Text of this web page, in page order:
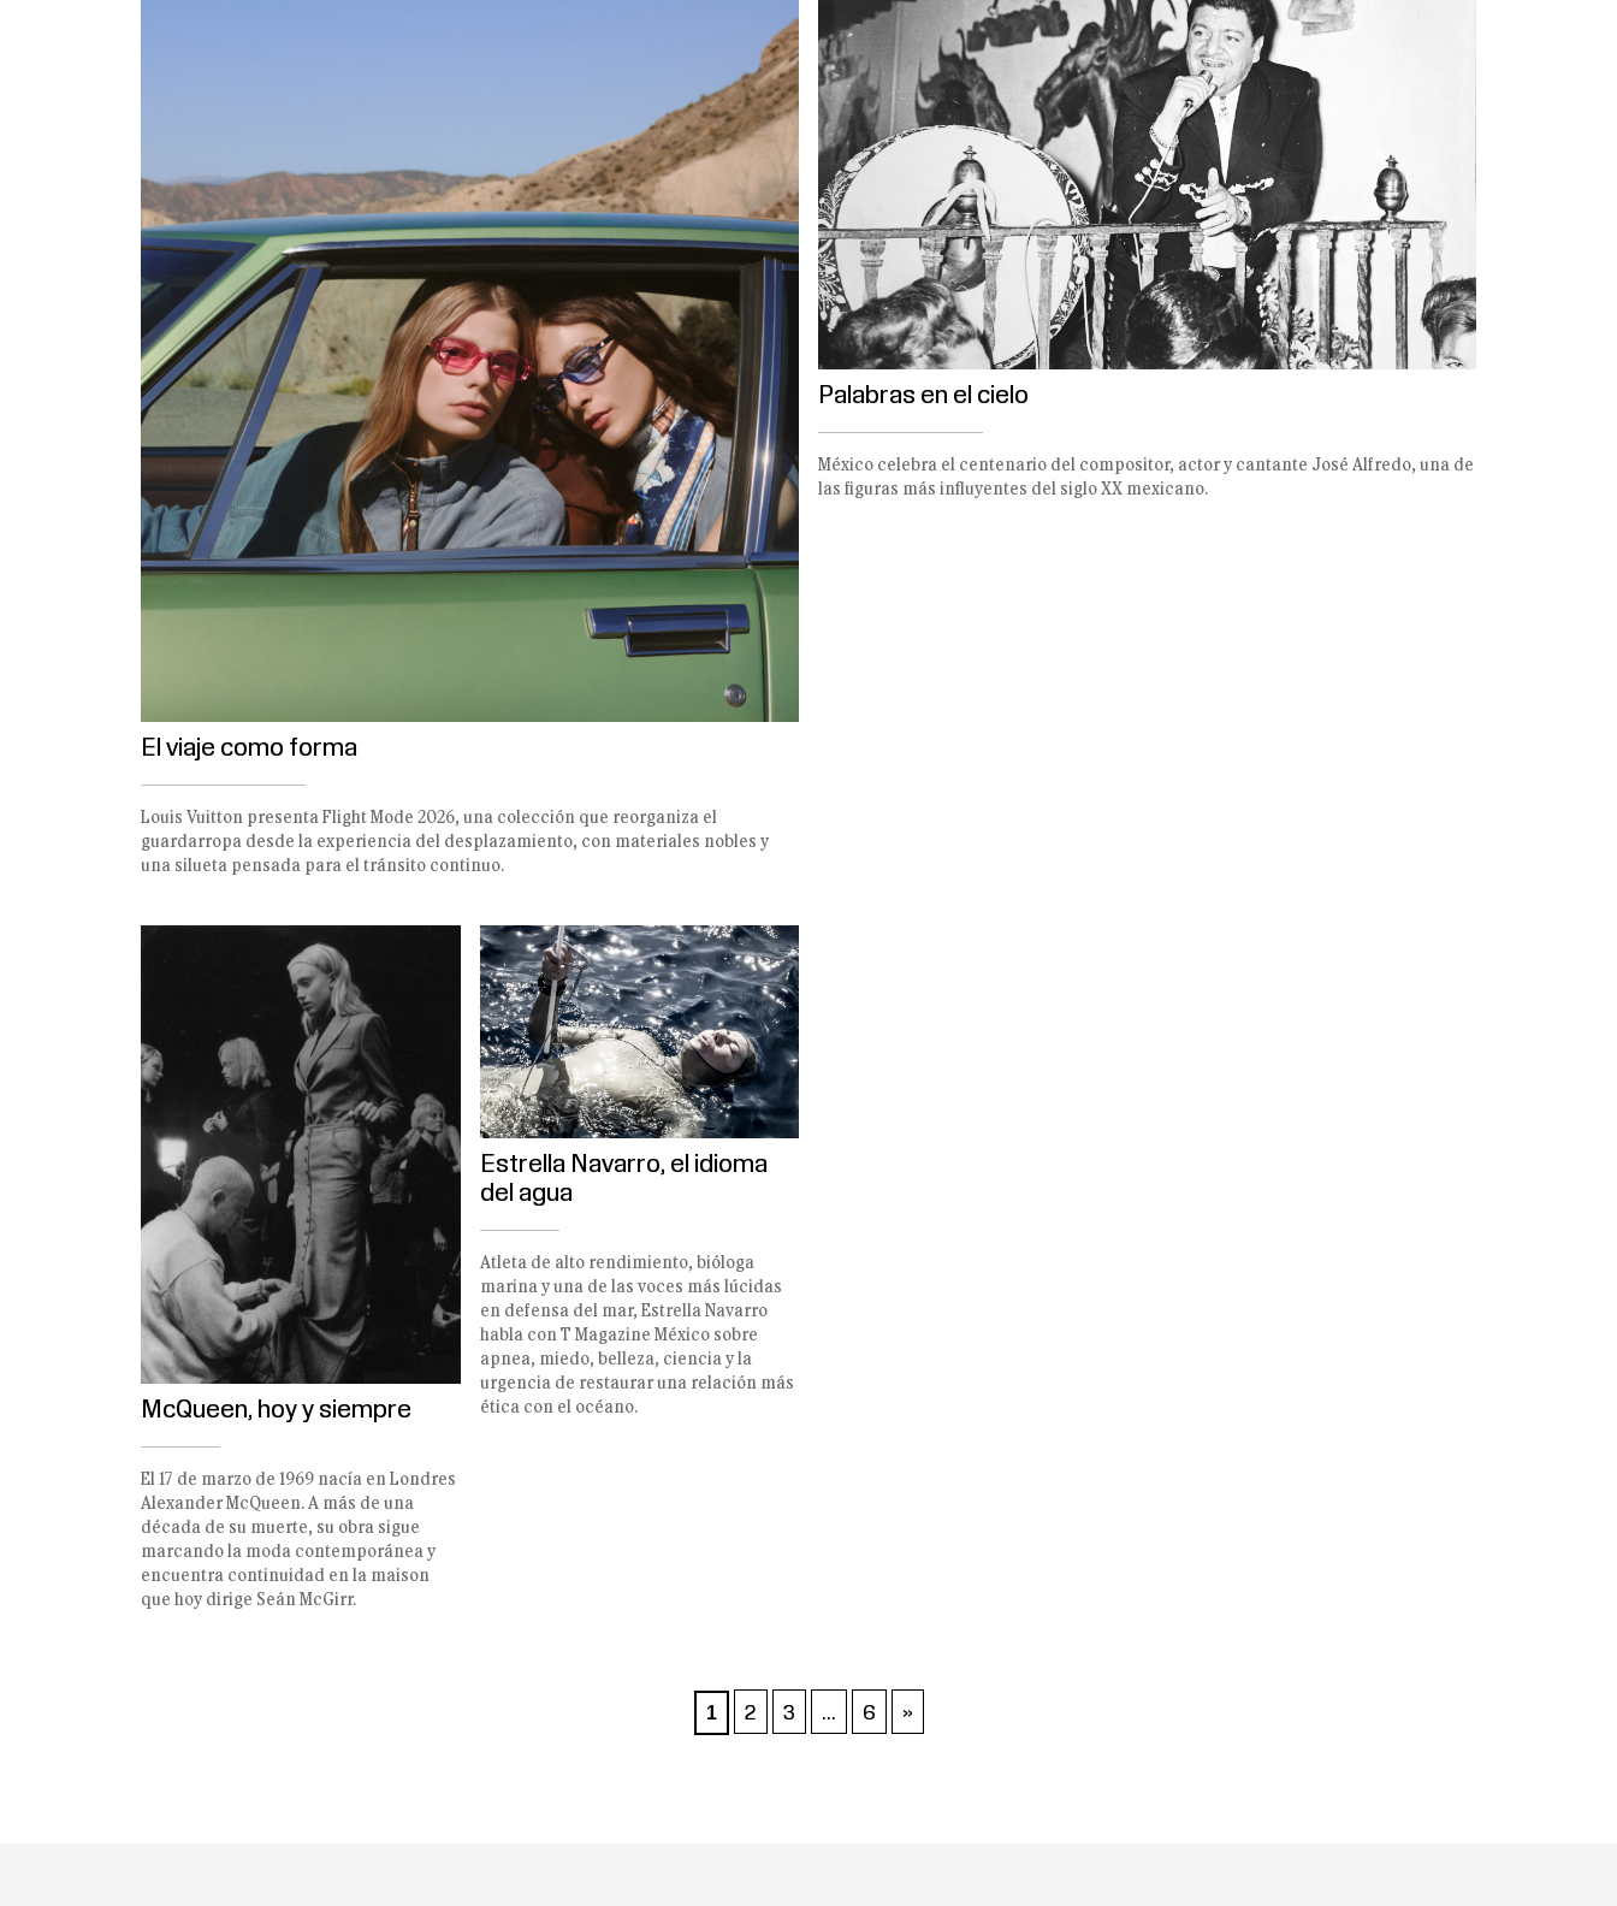
El viaje como forma
Louis Vuitton presenta Flight Mode 2026, una colección que reorganiza el
guardarropa desde la experiencia del desplazamiento, con materiales nobles y
una silueta pensada para el tránsito continuo.
Palabras en el cielo
México celebra el centenario del compositor, actor y cantante José Alfredo, una de
las figuras más influyentes del siglo XX mexicano.
McQueen, hoy y siempre
El 17 de marzo de 1969 nacía en Londres
Alexander McQueen. A más de una
década de su muerte, su obra sigue
marcando la moda contemporánea y
encuentra continuidad en la maison
que hoy dirige Seán McGirr.
Estrella Navarro, el idioma
del agua
Atleta de alto rendimiento, bióloga
marina y una de las voces más lúcidas
en defensa del mar, Estrella Navarro
habla con T Magazine México sobre
apnea, miedo, belleza, ciencia y la
urgencia de restaurar una relación más
ética con el océano.
1 2 3 … 6 »